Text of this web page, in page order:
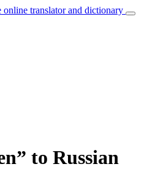
online translator and dictionary
to Russian